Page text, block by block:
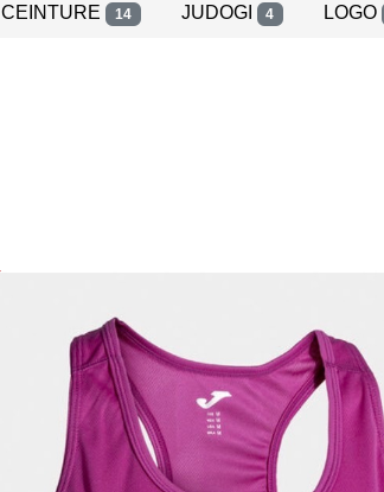
CEINTURE 14 JUDOGI 4 LOGO